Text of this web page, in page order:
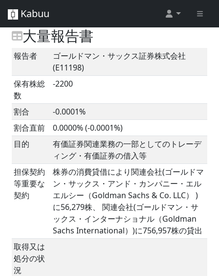
Kabuu
大量報告書
報告者
ゴールドマン・サックス証券株式会社
(E11198)
保有株総
数
-2200
割合
-0.0001%
割合直前
0.0000% (-0.0001%)
目的
有価証券関連業務の一部としてのトレーデ
ィング・有価証券の借入等
担保契約
等重要な
契約
株券の消費貸借により関連会社(ゴールドマ
ン・サックス・アンド・カンパニー・エル
エルシー（Goldman Sachs & Co. LLC） )
に56,279株、 関連会社(ゴールドマン・サ
ックス・インターナショナル（Goldman
Sachs International）)に756,957株の貸出
取得又は
処分の状
況